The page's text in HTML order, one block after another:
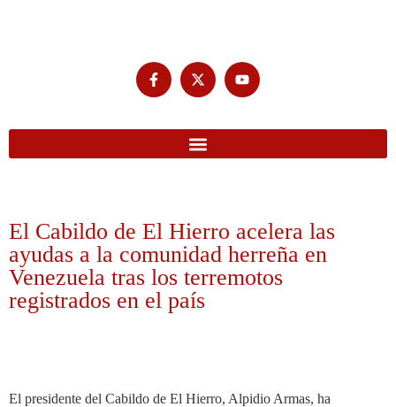
El Cabildo de El Hierro acelera las
ayudas a la comunidad herreña en
Venezuela tras los terremotos
registrados en el país
El presidente del Cabildo de El Hierro, Alpidio Armas, ha